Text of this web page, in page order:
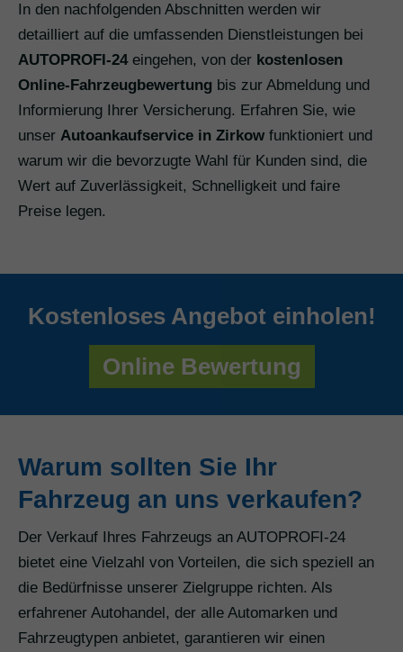
In den nachfolgenden Abschnitten werden wir
detailliert auf die umfassenden Dienstleistungen bei
AUTOPROFI-24eingehen, von der kostenlosen
Online-Fahrzeugbewertung bis zur Abmeldung und
Informierung Ihrer Versicherung. Erfahren Sie, wie
unser Autoankaufservice in Zirkow funktioniert und
warum wir die bevorzugte Wahl für Kunden sind, die
Wert auf Zuverlässigkeit, Schnelligkeit und faire
Preise legen.
Kostenloses Angebot einholen!
Online Bewertung
Warum sollten Sie Ihr
Fahrzeug an uns verkaufen?
Der Verkauf Ihres Fahrzeugs an AUTOPROFI-24
bietet eine Vielzahl von Vorteilen, die sich speziell an
die Bedürfnisse unserer Zielgruppe richten. Als
erfahrener Autohandel, der alle Automarken und
Fahrzeugtypen anbietet, garantieren wir einen